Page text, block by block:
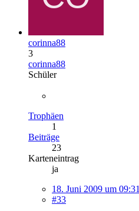
corinna88
3
corinna88
Schüler
Trophäen
1
Beiträge
23
Karteneintrag
ja
18. Juni 2009 um 09:31
#33